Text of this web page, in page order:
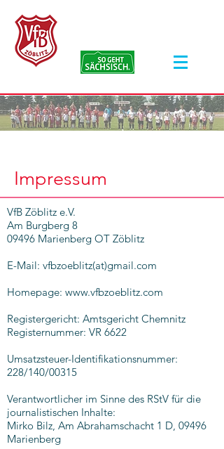
Impressum
VfB Zöblitz e.V.
Am Burgberg 8
09496 Marienberg OT Zöblitz
E-Mail: vfbzoeblitz(at)gmail.com
Homepage: www.vfbzoeblitz.com
Registergericht: Amtsgericht Chemnitz
Registernummer: VR 6622
Umsatzsteuer-Identifikationsnummer:
228/140/00315
Verantwortlicher im Sinne des RStV für die
journalistischen Inhalte:
Mirko Bilz, Am Abrahamschacht 1 D, 09496
Marienberg